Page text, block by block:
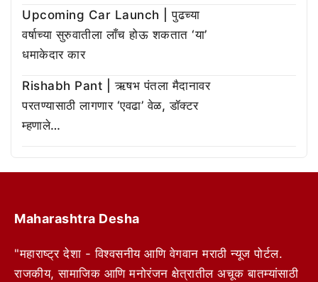
Upcoming Car Launch | पुढच्या
वर्षाच्या सुरुवातीला लाँच होऊ शकतात ‘या’
धमाकेदार कार
Rishabh Pant | ऋषभ पंतला मैदानावर
परतण्यासाठी लागणार ‘एवढा’ वेळ, डॉक्टर
म्हणाले…
Maharashtra Desha
"महाराष्ट्र देशा - विश्वसनीय आणि वेगवान मराठी न्यूज पोर्टल.
राजकीय, सामाजिक आणि मनोरंजन क्षेत्रातील अचूक बातम्यांसाठी